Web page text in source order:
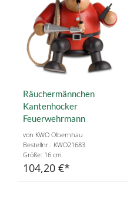
Räuchermännchen
Kantenhocker
Feuerwehrmann
von KWO Olbernhau
Bestellnr.: KWO21683
Größe: 16 cm
104,20 €